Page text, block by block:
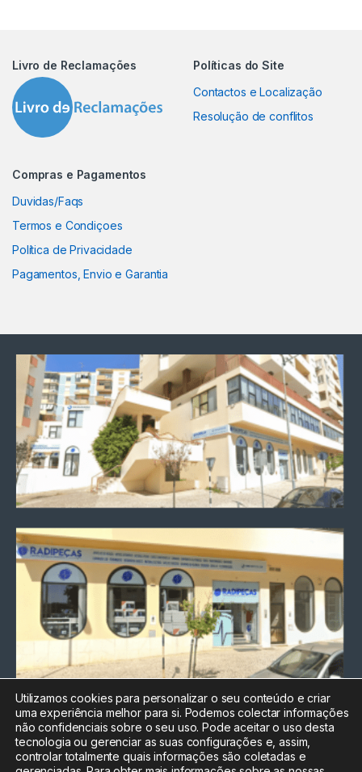
Livro de Reclamações
Políticas do Site
Contactos e Localização
Resolução de conflitos
Compras e Pagamentos
Duvidas/Faqs
Termos e Condiçoes
Política de Privacidade
Pagamentos, Envio e Garantia
Chamada para a rede fixa
nacional
Electrónica:212
Utilizamos cookies para personalizar o seu conteúdo e criar
uma experiência melhor para si. Podemos colectar informações
não confidenciais sobre o seu uso. Pode aceitar o uso desta
tecnologia ou gerenciar as suas configurações e, assim,
controlar totalmente quais informações são coletadas e